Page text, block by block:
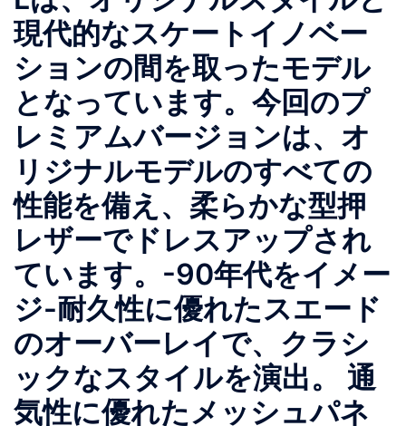
現代的なスケートイノベー
ションの間を取ったモデル
となっています。今回のプ
レミアムバージョンは、オ
リジナルモデルのすべての
性能を備え、柔らかな型押
レザーでドレスアップされ
ています。-90年代をイメー
ジ-耐久性に優れたスエード
のオーバーレイで、クラシ
ックなスタイルを演出。 通
気性に優れたメッシュパネ